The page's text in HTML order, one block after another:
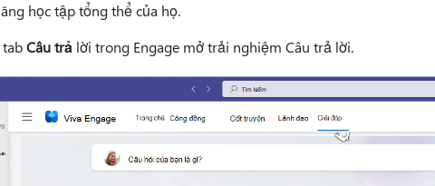
học tập tổng thể của họ.
Câu trả lời trong Engage mở trải nghiệm Câu trả lời.